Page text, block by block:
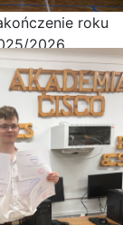
roku
2026
wyniki